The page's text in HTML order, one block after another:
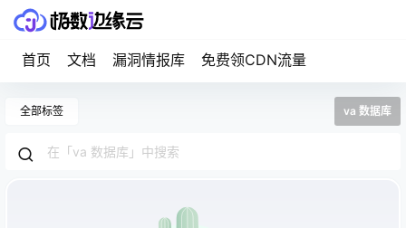
首页 文档 漏洞情报库 免费领CDN流量
全部标签 va 数据库